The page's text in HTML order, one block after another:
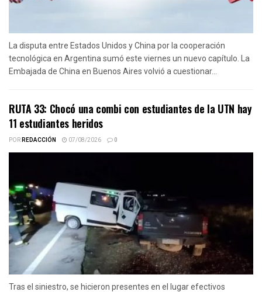
La disputa entre Estados Unidos y China por la cooperación
tecnológica en Argentina sumó este viernes un nuevo capítulo. La
Embajada de China en Buenos Aires volvió a cuestionar...
RUTA 33: Chocó una combi con estudiantes de la UTN hay
11 estudiantes heridos
PORREDACCIÓN 07/08/2026 0
Tras el siniestro, se hicieron presentes en el lugar efectivos